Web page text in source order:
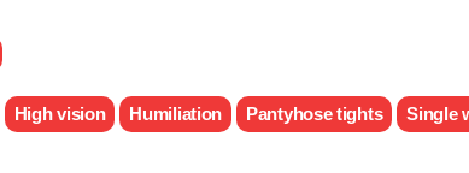
High vision Humiliation Pantyhose tights Single